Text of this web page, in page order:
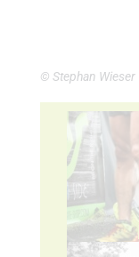
© Stephan Wieser